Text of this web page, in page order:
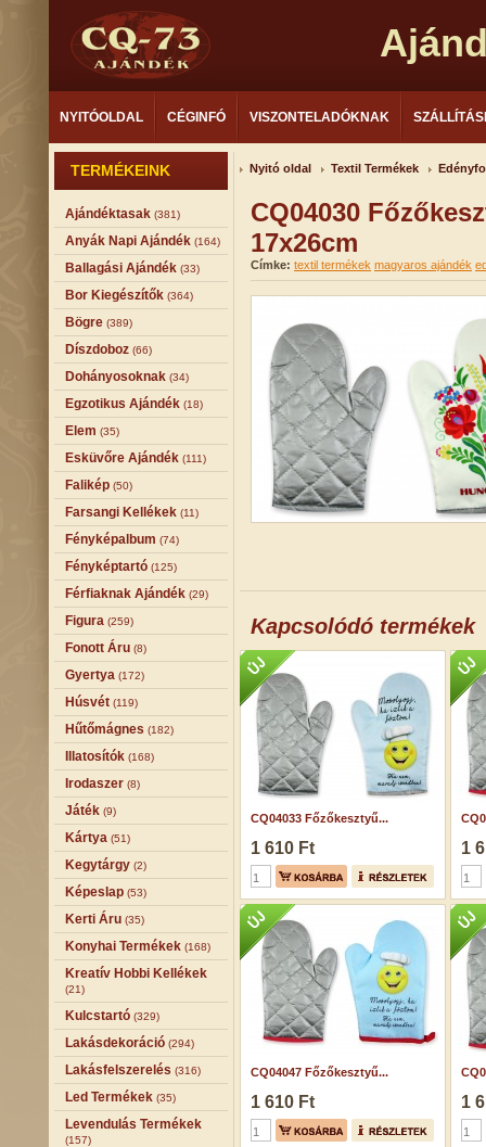
NYITÓOLDAL CÉGINFÓ VISZONTELADÓKNAK
TERMÉKEINK
Ajándéktasak (381)
Anyák Napi Ajándék (164)
Ballagási Ajándék (33)
Bor Kiegészítők (364)
Bögre (389)
Díszdoboz (66)
Dohányosoknak (34)
Egzotikus Ajándék (18)
Elem (35)
Esküvőre Ajándék (111)
Falikép (50)
Farsangi Kellékek (11)
Fényképalbum (74)
Fényképtartó (125)
Férfiaknak Ajándék (29)
Figura (259)
Fonott Áru (8)
Gyertya (172)
Húsvét (119)
Hűtőmágnes (182)
Illatosítók (168)
Irodaszer (8)
Játék (9)
Kártya (51)
Kegytárgy (2)
Képeslap (53)
Kerti Áru (35)
Konyhai Termékek (168)
Kreatív Hobbi Kellékek
(21)
Kulcstartó (329)
Lakásdekoráció (294)
Lakásfelszerelés (316)
Led Termékek (35)
Levendulás Termékek
(157)
Nyitó oldal Textil Termékek
CQ04030
17x26cm
Címke: textil termékek magyaros ajándék
Kapcsolódó termékek
CQ04033 Főzőkesztyű...
1 610 Ft 1
CQ04047 Főzőkesztyű...
1 610 Ft 1